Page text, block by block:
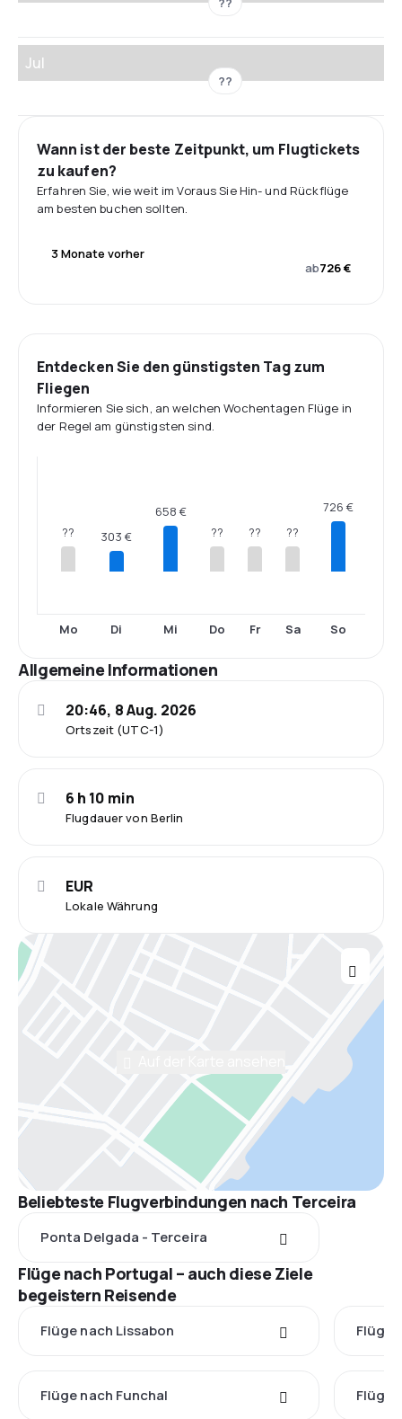
Jul
??
Wann ist der beste Zeitpunkt, um Flugtickets
zu kaufen?
Erfahren Sie, wie weit im Voraus Sie Hin- und Rückflüge
am besten buchen sollten.
3 Monate vorher
ab726 €
Entdecken Sie den günstigsten Tag zum
Fliegen
Informieren Sie sich, an welchen Wochentagen Flüge in
der Regel am günstigsten sind.
??
Mo
303 €
Di
658 €
Mi
??
Do
??
Fr
??
Sa
726 €
So
Allgemeine Informationen
Ortszeit (UTC-1)
20:46, 8 Aug. 2026
Flugdauer von Berlin
6 h 10 min
Lokale Währung
EUR
Beliebteste Flugverbindungen nach Terceira
Ponta Delgada - Terceira
Flüge nach Portugal – auch diese Ziele
begeistern Reisende
Flüge nach Lissabon Flüge
Flüge nach Funchal Flüge